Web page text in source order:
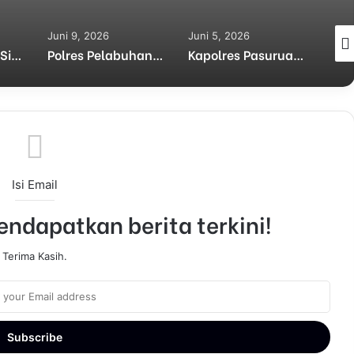
Tim URC Polres Situbondo Amankan Pelaku Curat dan DPO Kasus Pencabulan
Juni 9, 2026
Polres Pelabuhan Tanjungperak Lakukan Tindakan Tegas Terukur, Komplotan Curanmor yang Beraksi di 10 TKP
Juni 5, 2026
Kapolres Pasuruan Kembalikan Motor Curian kepada Korban, Tangis Haru Warnai Penyerahan Motor
Juni
Isi Email
berita terkini!
Terima Kasih.